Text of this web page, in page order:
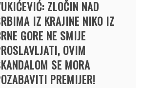
ZLOČIN NAD
IZ KRAJINE NIKO IZ
GORE NE SMIJE
OVIM
SE MORA
PREMIJER!